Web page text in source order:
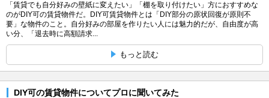
「賃貸でも自分好みの壁紙に変えたい」「棚を取り付けたい」方におすすめな
のがDIY可の賃貸物件だ。DIY可賃貸物件とは「DIY部分の原状回復が原則不
要」な物件のこと。自分好みの部屋を作りたい人には魅力的だが、自由度が高
い分、「退去時に高額請求...
もっと読む
DIY可の賃貸物件についてプロに聞いてみた